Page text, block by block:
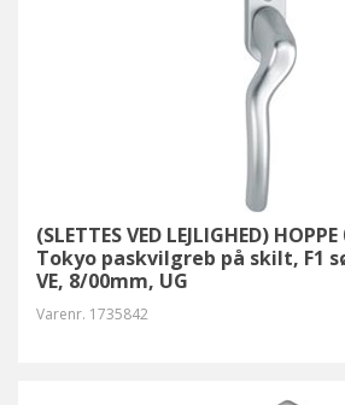
(SLETTES VED LEJLIGHED)
Tokyo paskvilgreb på skilt, F1
VE, 8/00mm, UG
Varenr. 1735842